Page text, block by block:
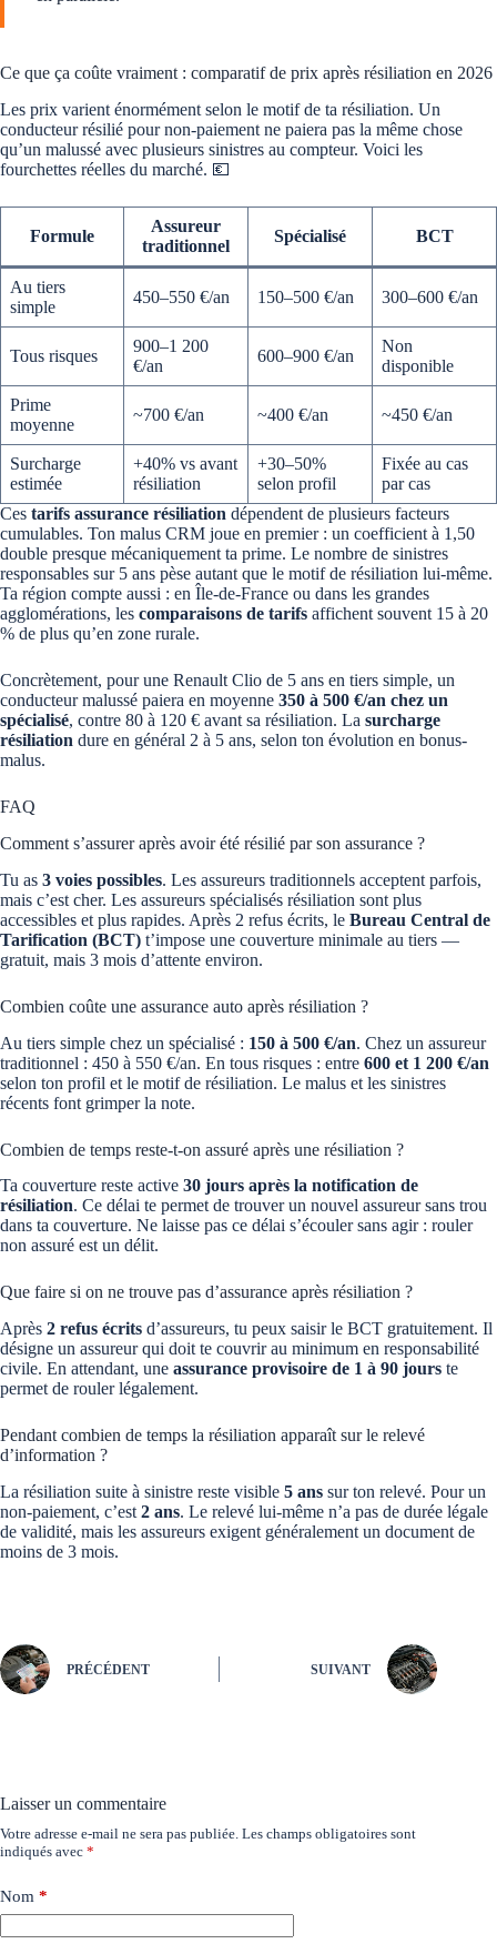
Ce que ça coûte vraiment : comparatif de prix après résiliation en 2026
Les prix varient énormément selon le motif de ta résiliation. Un
conducteur résilié pour non-paiement ne paiera pas la même chose
qu’un malussé avec plusieurs sinistres au compteur. Voici les
fourchettes réelles du marché. 💶
Formule
Assureur
traditionnel
Spécialisé BCT
Au tiers
simple
450–550 €/an 150–500 €/an 300–600 €/an
Tous risques
900–1 200
€/an
600–900 €/an
Non
disponible
Prime
moyenne
~700 €/an ~400 €/an ~450 €/an
Surcharge
estimée
+40% vs avant
résiliation
+30–50%
selon profil
Fixée au cas
par cas
Ces tarifs assurance résiliation dépendent de plusieurs facteurs
cumulables. Ton malus CRM joue en premier : un coefficient à 1,50
double presque mécaniquement ta prime. Le nombre de sinistres
responsables sur 5 ans pèse autant que le motif de résiliation lui-même.
Ta région compte aussi : en Île-de-France ou dans les grandes
agglomérations, les comparaisons de tarifs affichent souvent 15 à 20
% de plus qu’en zone rurale.
Concrètement, pour une Renault Clio de 5 ans en tiers simple, un
conducteur malussé paiera en moyenne 350 à 500 €/an chez un
spécialisé, contre 80 à 120 € avant sa résiliation. La surcharge
résiliation dure en général 2 à 5 ans, selon ton évolution en bonus-
malus.
FAQ
Comment s’assurer après avoir été résilié par son assurance ?
Tu as 3 voies possibles. Les assureurs traditionnels acceptent parfois,
mais c’est cher. Les assureurs spécialisés résiliation sont plus
accessibles et plus rapides. Après 2 refus écrits, le Bureau Central de
Tarification (BCT) t’impose une couverture minimale au tiers —
gratuit, mais 3 mois d’attente environ.
Combien coûte une assurance auto après résiliation ?
Au tiers simple chez un spécialisé : 150 à 500 €/an. Chez un assureur
traditionnel : 450 à 550 €/an. En tous risques : entre 600 et 1 200 €/an
selon ton profil et le motif de résiliation. Le malus et les sinistres
récents font grimper la note.
Combien de temps reste-t-on assuré après une résiliation ?
Ta couverture reste active 30 jours après la notification de
résiliation. Ce délai te permet de trouver un nouvel assureur sans trou
dans ta couverture. Ne laisse pas ce délai s’écouler sans agir : rouler
non assuré est un délit.
Que faire si on ne trouve pas d’assurance après résiliation ?
Après 2 refus écrits d’assureurs, tu peux saisir le BCT gratuitement. Il
désigne un assureur qui doit te couvrir au minimum en responsabilité
civile. En attendant, une assurance provisoire de 1 à 90 jours te
permet de rouler légalement.
Pendant combien de temps la résiliation apparaît sur le relevé
d’information ?
La résiliation suite à sinistre reste visible 5 ans sur ton relevé. Pour un
non-paiement, c’est 2 ans. Le relevé lui-même n’a pas de durée légale
de validité, mais les assureurs exigent généralement un document de
moins de 3 mois.
PRÉCÉDENT SUIVANT
Laisser un commentaire
Votre adresse e-mail ne sera pas publiée. Les champs obligatoires sont
indiqués avec *
Nom *